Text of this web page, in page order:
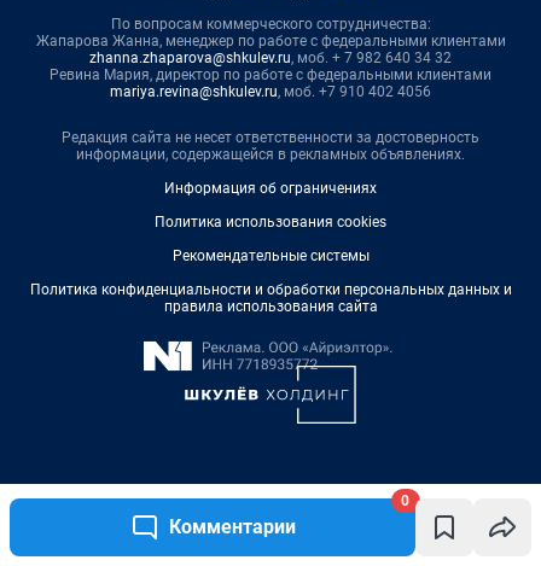
Комментарии
0
По вопросам коммерческого сотрудничества:
Жапарова Жанна, менеджер по работе с федеральными клиентами
zhanna.zhaparova@shkulev.ru, моб. + 7 982 640 34 32
Ревина Мария, директор по работе с федеральными клиентами
mariya.revina@shkulev.ru, моб. +7 910 402 4056
Редакция сайта не несет ответственности за достоверность
информации, содержащейся в рекламных объявлениях.
Информация об ограничениях
Политика использования cookies
Рекомендательные системы
Политика конфиденциальности и обработки персональных данных и
правила использования сайта
© ООО «Сеть городских порталов»